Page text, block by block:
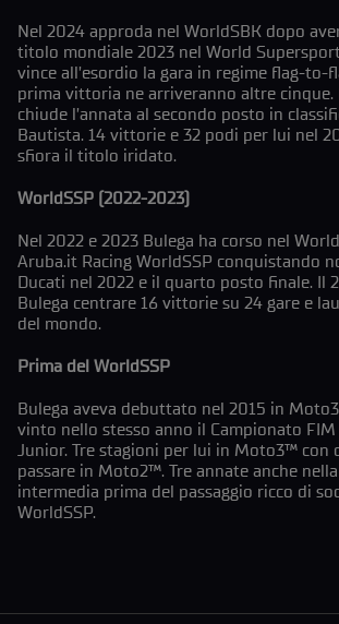
Nel 2024 approda nel WorldSBK dopo
titolo mondiale 2023 nel World
vince all’esordio la gara in regime flag-to-
prima vittoria ne arriveranno altre cinque.
chiude l’annata al secondo posto in
Bautista. 14 vittorie e 32 podi per lui nel
sfiora il titolo iridato.
WorldSSP (2022-2023)
Nel 2022 e 2023 Bulega ha corso nel
Aruba.it Racing WorldSSP conquistando
Ducati nel 2022 e il quarto posto finale. Il
Bulega centrare 16 vittorie su 24 gare e
del mondo.
Prima del WorldSSP
Bulega aveva debuttato nel 2015 in
vinto nello stesso anno il Campionato
Junior. Tre stagioni per lui in Moto3™ con
passare in Moto2™. Tre annate anche
intermedia prima del passaggio ricco di
WorldSSP.